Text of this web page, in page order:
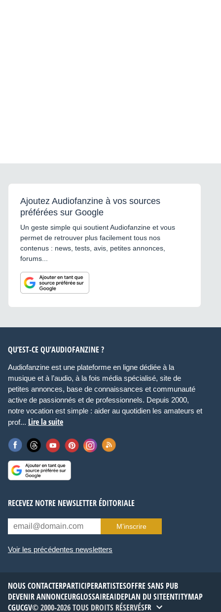
Ajoutez Audiofanzine à vos sources
préférées sur Google
Un geste simple qui soutient Audiofanzine et vous
permet de retrouver plus facilement tous nos
contenus : news, tests, avis, petites annonces,
forums...
QU’EST-CE QU’AUDIOFANZINE ?
Audiofanzine est une plateforme en ligne dédiée à la
musique et à l’audio, à la fois média spécialisé, site de
petites annonces, base de connaissances et communauté
active de passionnés et de professionnels. Depuis 2000,
notre vocation est simple : aider au quotidien les amateurs et
prof... Lire la suite
RECEVEZ NOTRE NEWSLETTER ÉDITORIALE
M’inscrire
Voir les précédentes newsletters
NOUS CONTACTERPARTICIPERARTISTESOFFRE SANS PUB
DEVENIR ANNONCEURGLOSSAIREAIDEPLAN DU SITEENTITYMAP
CGUCGV© 2000-2026 TOUS DROITS RÉSERVÉSFR